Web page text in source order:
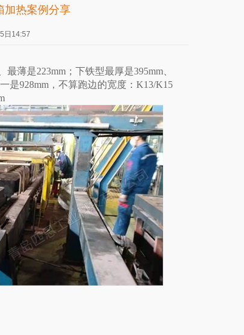
加热案例分享
日14:57
薄是223mm；下铁型最厚是395mm、
是928mm，不算跑边的宽度：K13/K15